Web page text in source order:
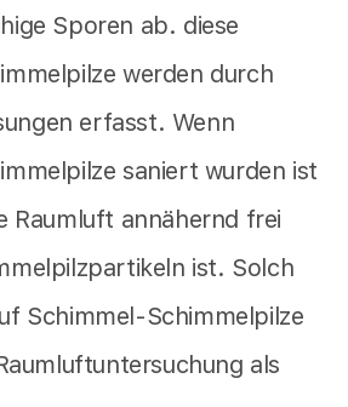
Sporen ab. diese
werden durch
erfasst. Wenn
saniert wurden ist
Raumluft annähernd frei
ist. Solch
Schimmel-Schimmelpilze
als